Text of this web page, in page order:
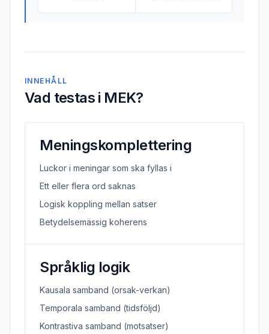
INNEHÅLL
Vad testas i MEK?
Meningskomplettering
Luckor i meningar som ska fyllas i
Ett eller flera ord saknas
Logisk koppling mellan satser
Betydelsemässig koherens
Språklig logik
Kausala samband (orsak-verkan)
Temporala samband (tidsföljd)
Kontrastiva samband (motsatser)